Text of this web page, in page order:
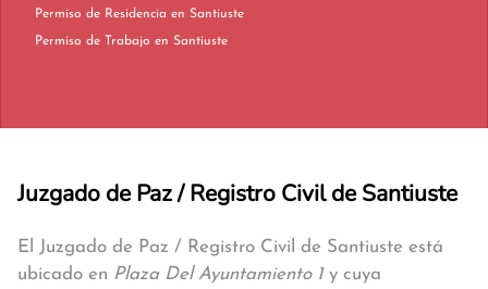
Permiso de Residencia en Santiuste
Permiso de Trabajo en Santiuste
Juzgado de Paz / Registro Civil de Santiuste
El Juzgado de Paz / Registro Civil de Santiuste está
ubicado en Plaza Del Ayuntamiento 1y cuya